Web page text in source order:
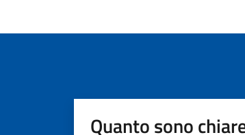
Quanto sono